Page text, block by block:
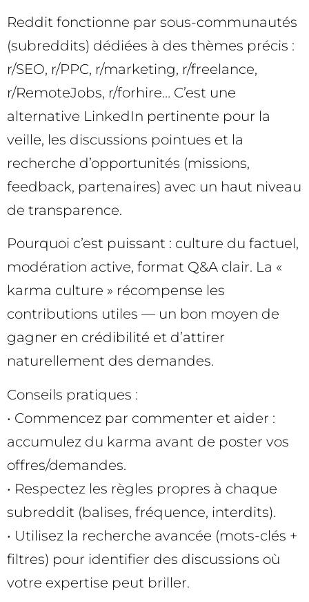
Reddit fonctionne par sous-communautés
(subreddits) dédiées à des thèmes précis :
r/SEO, r/PPC, r/marketing, r/freelance,
r/RemoteJobs, r/forhire… C’est une
alternative LinkedIn pertinente pour la
veille, les discussions pointues et la
recherche d’opportunités (missions,
feedback, partenaires) avec un haut niveau
de transparence.
Pourquoi c’est puissant : culture du factuel,
modération active, format Q&A clair. La «
karma culture » récompense les
contributions utiles — un bon moyen de
gagner en crédibilité et d’attirer
naturellement des demandes.
Conseils pratiques :
• Commencez par commenter et aider :
accumulez du karma avant de poster vos
offres/demandes.
• Respectez les règles propres à chaque
subreddit (balises, fréquence, interdits).
• Utilisez la recherche avancée (mots-clés +
filtres) pour identifier des discussions où
votre expertise peut briller.